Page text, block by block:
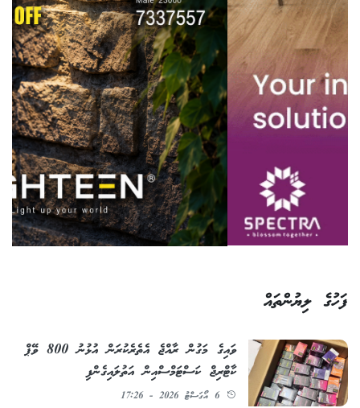
ފަހުގެ ލިޔުންތައް
ވައިގެ މަގުން ރާއްޖެ އެތެރެކުރަން އުޅުނު 800 ވޭޕް
ކާޓްރިޖް ކަސްޓަމްސްއިން އަތުލައިގެންފި
6 އޯގަސްޓު 2026 - 17:26